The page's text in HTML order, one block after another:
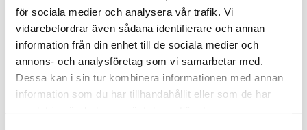
för sociala medier och analysera vår trafik. Vi
vidarebefordrar även sådana identifierare och annan
information från din enhet till de sociala medier och
annons- och analysföretag som vi samarbetar med.
Dessa kan i sin tur kombinera informationen med annan
information som du har tillhandahållit eller som de har
med sig av sina erfarenheter så här långt. "Bil är en
frihet men det är samtidigt mycket problem också",
"Om man kan lösa de här sakerna gemensamt så
slipper man ju hantera det separat.", "Det känns smart
och framtid" är några citat från filmen.